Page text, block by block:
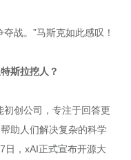
战。”马斯克如此感叹！
斯拉挖人？
创公司，专注于回答更
助人们解决复杂的科学
日，xAI正式宣布开源大